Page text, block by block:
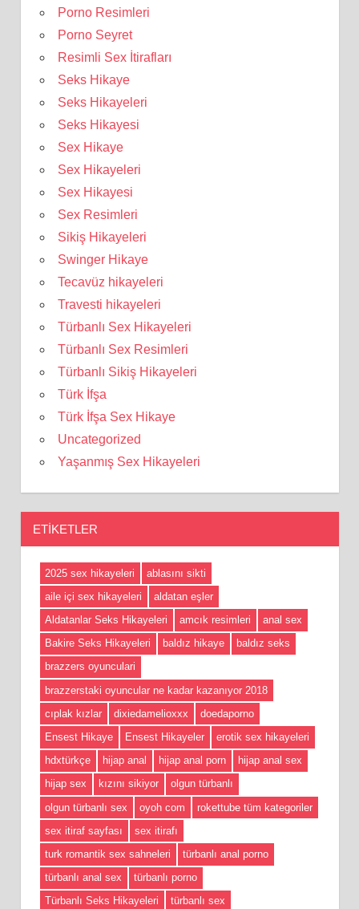
Porno Resimleri
Porno Seyret
Resimli Sex İtirafları
Seks Hikaye
Seks Hikayeleri
Seks Hikayesi
Sex Hikaye
Sex Hikayeleri
Sex Hikayesi
Sex Resimleri
Sikiş Hikayeleri
Swinger Hikaye
Tecavüz hikayeleri
Travesti hikayeleri
Türbanlı Sex Hikayeleri
Türbanlı Sex Resimleri
Türbanlı Sikiş Hikayeleri
Türk İfşa
Türk İfşa Sex Hikaye
Uncategorized
Yaşanmış Sex Hikayeleri
ETIKETLER
2025 sex hikayeleri
ablasını sikti
aile içi sex hikayeleri
aldatan eşler
Aldatanlar Seks Hikayeleri
amcık resimleri
anal sex
Bakire Seks Hikayeleri
baldız hikaye
baldız seks
brazzers oyunculari
brazzerstaki oyuncular ne kadar kazanıyor 2018
cıplak kızlar
dixiedamelioxxx
doedaporno
Ensest Hikaye
Ensest Hikayeler
erotik sex hikayeleri
hdxtürkçe
hijap anal hijap anal porn
hijap anal sex
hijap sex
kızını sikiyor
olgun türbanlı
olgun türbanlı sex
oyoh com
rokettube tüm kategoriler
sex itiraf sayfası
sex itirafı
turk romantik sex sahneleri
türbanlı anal porno
türbanlı anal sex
türbanlı porno
Türbanlı Seks Hikayeleri
türbanlı sex